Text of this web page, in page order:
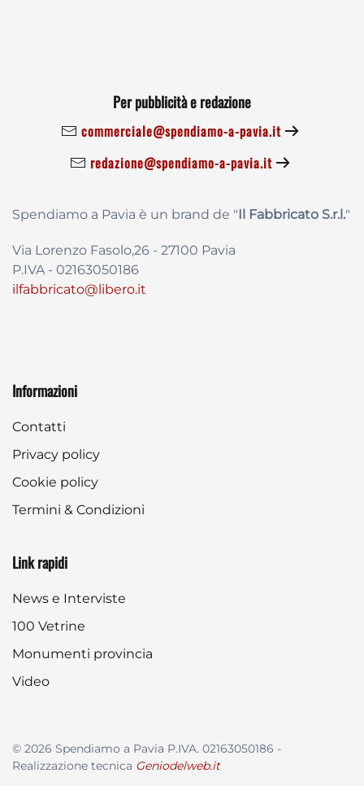
Per pubblicità e redazione
commerciale@spendiamo-a-pavia.it
redazione@spendiamo-a-pavia.it
Spendiamo a Pavia è un brand de " Il Fabbricato S.r.l."
Via Lorenzo Fasolo,26 - 27100 Pavia
P.IVA - 02163050186
ilfabbricato@libero.it
Informazioni
Contatti
Privacy policy
Cookie policy
Termini & Condizioni
Link rapidi
News e Interviste
100 Vetrine
Monumenti provincia
Video
© 2026 Spendiamo a Pavia P.IVA. 02163050186 -
Realizzazione tecnica Geniodelweb.it